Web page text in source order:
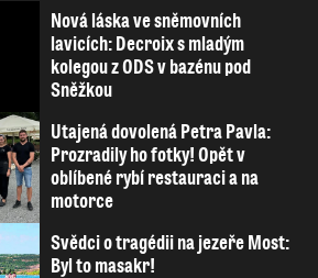
Nová láska ve sněmovních
lavicích: Decroix s mladým
kolegou z ODS v bazénu pod
Sněžkou
Utajená dovolená Petra Pavla:
Prozradily ho fotky! Opět v
oblíbené rybí restauraci a na
motorce
Svědci o tragédii na jezeře Most:
Byl to masakr!